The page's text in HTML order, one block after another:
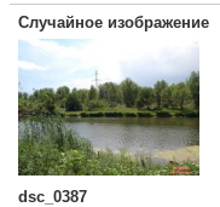
Случайное изображение
dsc_0387